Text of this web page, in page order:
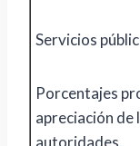
Servicios
Porcentajes
apreciación de